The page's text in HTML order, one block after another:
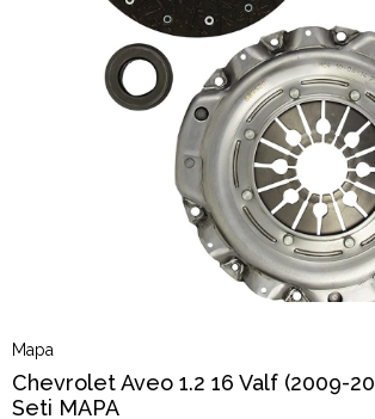
Mapa
Chevrolet Aveo 1.2 16 Valf (2009-
Seti MAPA